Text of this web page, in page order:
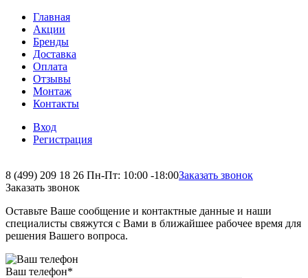
Главная
Акции
Бренды
Доставка
Оплата
Отзывы
Монтаж
Контакты
Вход
Регистрация
8 (499) 209 18 26 Пн-Пт: 10:00 -18:00Заказать звонок
Заказать звонок
Оставьте Ваше сообщение и контактные данные и наши
специалисты свяжутся с Вами в ближайшее рабочее время для
решения Вашего вопроса.
Ваш телефон*